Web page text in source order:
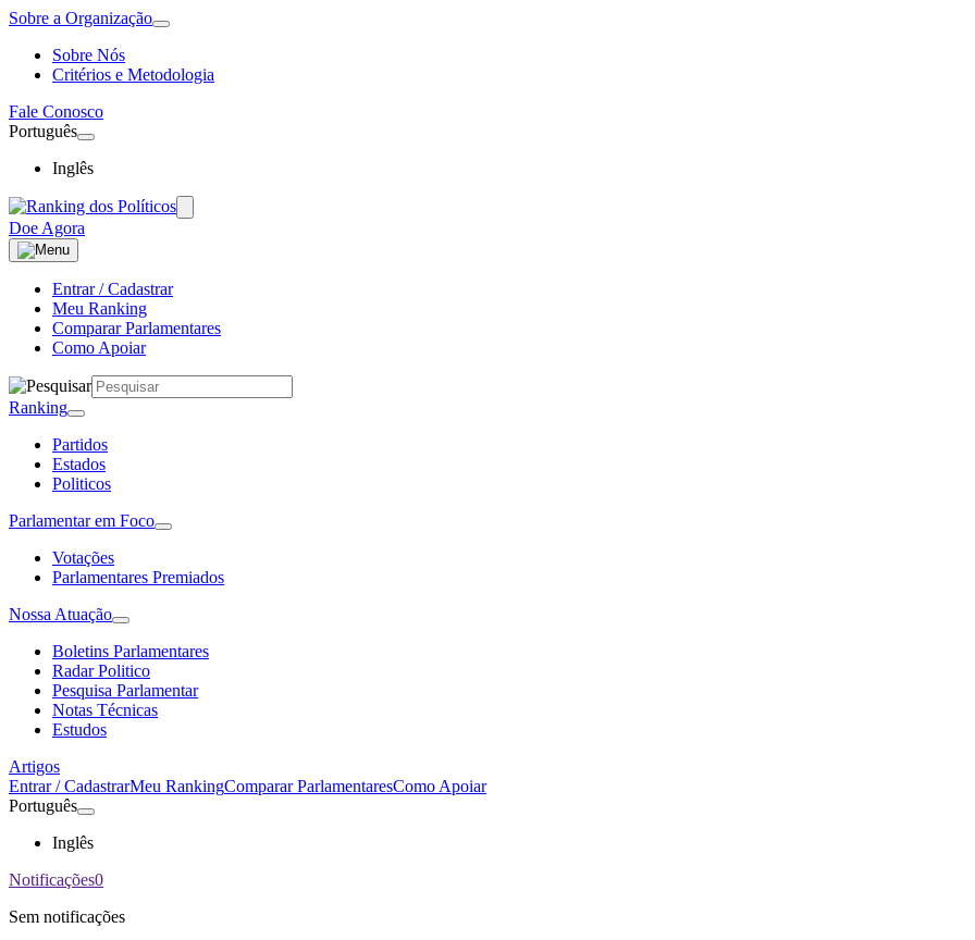
Sobre a Organização
Sobre Nós
Critérios e Metodologia
Fale Conosco
Português
Inglês
Doe Agora
Entrar / Cadastrar
Meu Ranking
Comparar Parlamentares
Como Apoiar
Ranking
Partidos
Estados
Politicos
Parlamentar em Foco
Votações
Parlamentares Premiados
Nossa Atuação
Boletins Parlamentares
Radar Politico
Pesquisa Parlamentar
Notas Técnicas
Estudos
Artigos
Entrar / CadastrarMeu RankingComparar ParlamentaresComo Apoiar
Português
Inglês
Notificações0
Sem notificações